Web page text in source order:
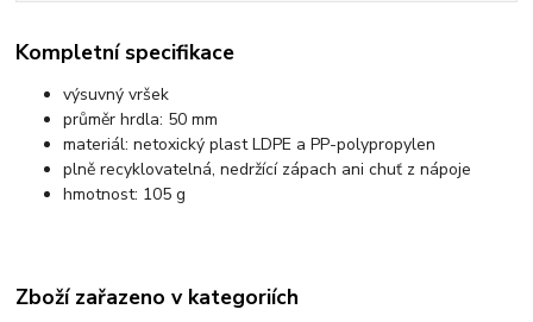
Kompletní specifikace
výsuvný vršek
průměr hrdla: 50 mm
materiál: netoxický plast LDPE a PP-polypropylen
plně recyklovatelná, nedržící zápach ani chuť z nápoje
hmotnost: 105 g
Zboží zařazeno v kategoriích